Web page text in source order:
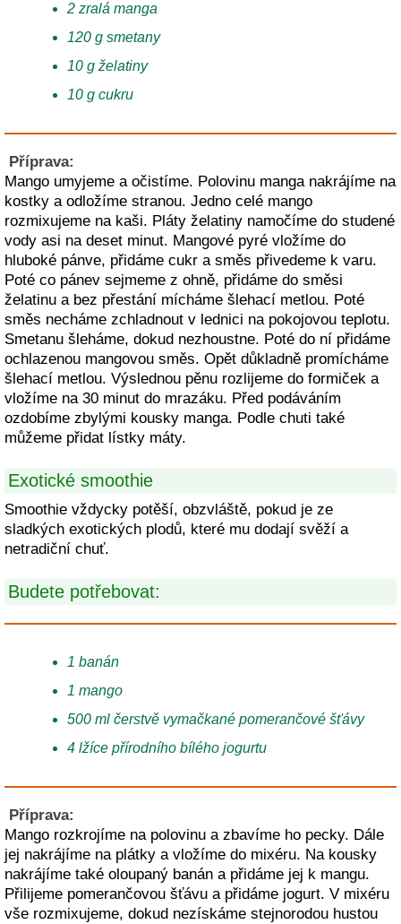
2 zralá manga
120 g smetany
10 g želatiny
10 g cukru
Příprava:
Mango umyjeme a očistíme. Polovinu manga nakrájíme na
kostky a odložíme stranou. Jedno celé mango
rozmixujeme na kaši. Pláty želatiny namočíme do studené
vody asi na deset minut. Mangové pyré vložíme do
hluboké pánve, přidáme cukr a směs přivedeme k varu.
Poté co pánev sejmeme z ohně, přidáme do směsi
želatinu a bez přestání mícháme šlehací metlou. Poté
směs necháme zchladnout v lednici na pokojovou teplotu.
Smetanu šleháme, dokud nezhoustne. Poté do ní přidáme
ochlazenou mangovou směs. Opět důkladně promícháme
šlehací metlou. Výslednou pěnu rozlijeme do formiček a
vložíme na 30 minut do mrazáku. Před podáváním
ozdobíme zbylými kousky manga. Podle chuti také
můžeme přidat lístky máty.
Exotické smoothie
Smoothie vždycky potěší, obzvláště, pokud je ze
sladkých exotických plodů, které mu dodají svěží a
netradiční chuť.
Budete potřebovat:
1 banán
1 mango
500 ml čerstvě vymačkané pomerančové šťávy
4 lžíce přírodního bílého jogurtu
Příprava:
Mango rozkrojíme na polovinu a zbavíme ho pecky. Dále
jej nakrájíme na plátky a vložíme do mixéru. Na kousky
nakrájíme také oloupaný banán a přidáme jej k mangu.
Přilijeme pomerančovou šťávu a přidáme jogurt. V mixéru
vše rozmixujeme, dokud nezískáme stejnorodou hustou